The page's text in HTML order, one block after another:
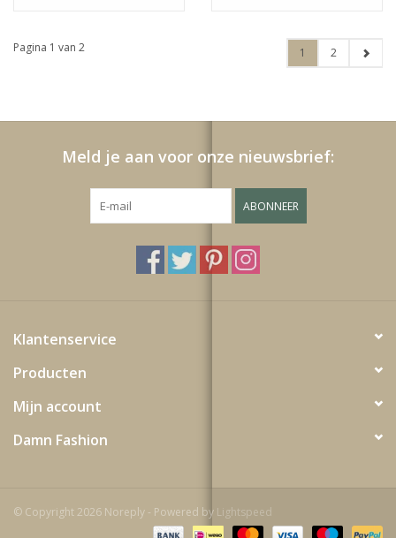
Pagina 1 van 2 1 2
Meld je aan voor onze nieuwsbrief:
ABONNEER
Klantenservice
Producten
Mijn account
Damn Fashion
© Copyright 2026 Noreply - Powered by Lightspeed